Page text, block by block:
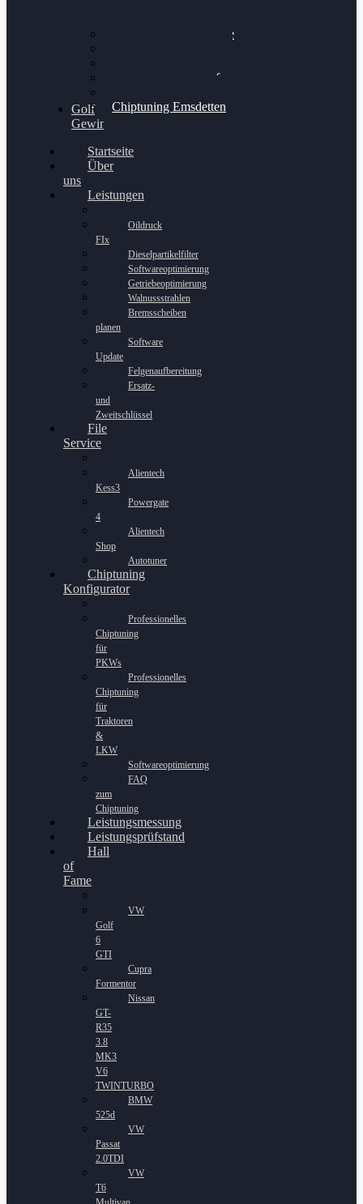
Bilgenroth Performance
Chiptuning Schüttorf
Chiptuning Emsdetten
Golf
Gewinnspiel
Startseite
Über
uns
Leistungen
Oildruck
FIx
Dieselpartikelfilter
Softwareoptimierung
Getriebeoptimierung
Walnussstrahlen
Bremsscheiben
planen
Software
Update
Felgenaufbereitung
Ersatz-
und
Zweitschlüssel
File
Service
Alientech
Kess3
Powergate
4
Alientech
Shop
Autotuner
Chiptuning
Konfigurator
Professionelles
Chiptuning
für
PKWs
Professionelles
Chiptuning
für
Traktoren
&
LKW
Softwareoptimierung
FAQ
zum
Chiptuning
Leistungsmessung
Leistungsprüfstand
Hall
of
Fame
VW
Golf
6
GTI
Cupra
Formentor
Nissan
GT-
R35
3.8
MK3
V6
TWINTURBO
BMW
525d
VW
Passat
2.0TDI
VW
T6